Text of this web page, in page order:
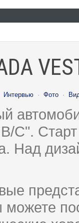
Интервью · Фото ·
C".
Над
можете